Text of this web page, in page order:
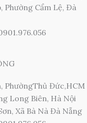
Phường Cẩm Lệ, Đà
PhườngThủ Đức,HCM
Long Biên, Hà Nội
Xã Bà Nà Đà Nẵng